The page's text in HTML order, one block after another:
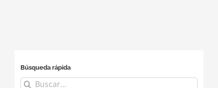
Búsqueda rápida
Buscar: